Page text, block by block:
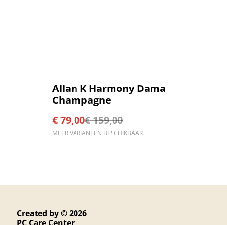
%
Allan K Harmony Dama
Champagne
€ 79,00€ 159,00
MEER VARIANTEN BESCHIKBAAR
Created by © 2026
PC Care Center